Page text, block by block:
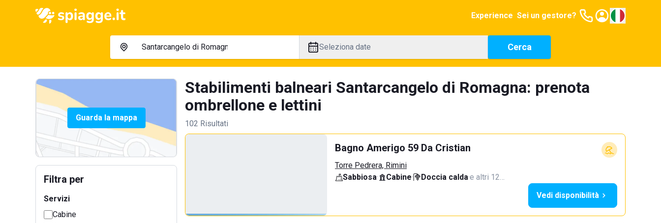
Experience Sei un gestore?
Seleziona date Cerca
Guarda la mappa
Filtra per
Servizi
Cabine
Stabilimenti balneari Santarcangelo di Romagna: prenota
ombrellone e lettini
102 Risultati
Bagno Amerigo 59 Da Cristian
Torre Pedrera, Rimini
Sabbiosa· Cabine· Doccia calda·e altri 12…
Vedi disponibilità